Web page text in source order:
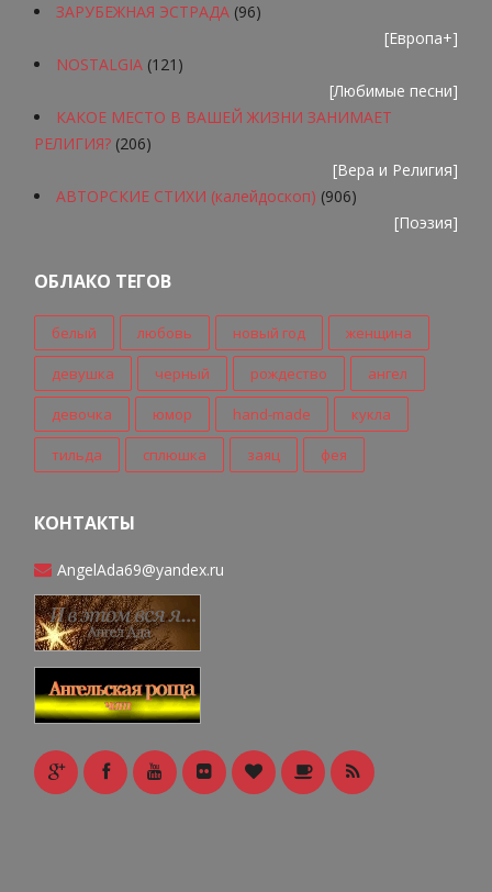
ЗАРУБЕЖНАЯ ЭСТРАДА (96)
[Европа+]
NOSTALGIA (121)
[Любимые песни]
КАКОЕ МЕСТО В ВАШЕЙ ЖИЗНИ ЗАНИМАЕТ
РЕЛИГИЯ? (206)
[Вера и Религия]
АВТОРСКИЕ СТИХИ (калейдоскоп) (906)
[Поэзия]
ОБЛАКО ТЕГОВ
белый любовь новый год женщина
девушка черный рождество ангел
девочка юмор hand-made кукла
тильда сплюшка заяц фея
КОНТАКТЫ
AngelAda69@yandex.ru